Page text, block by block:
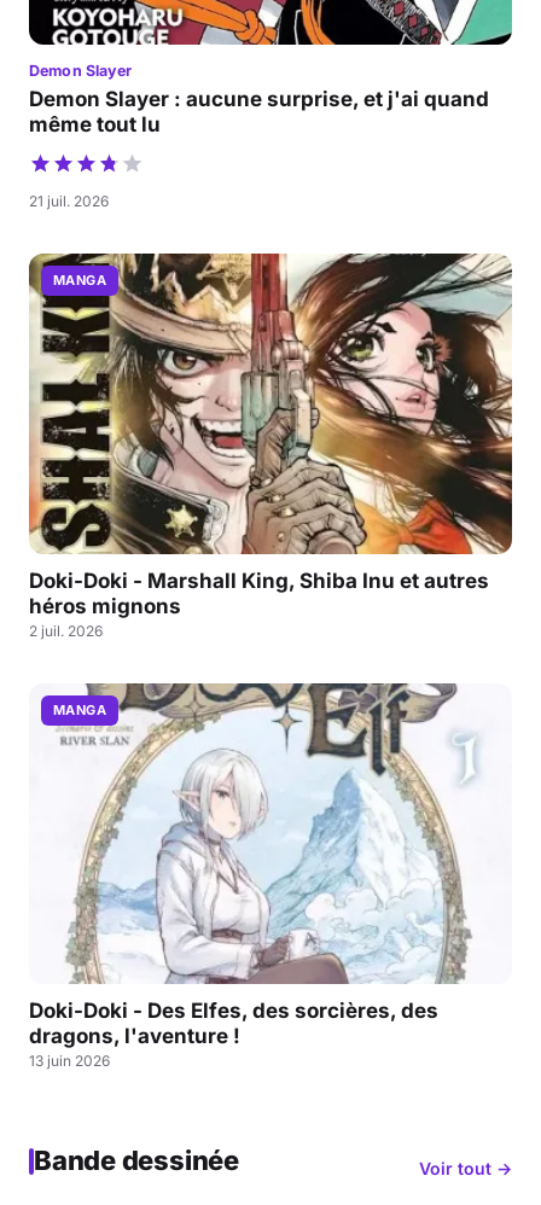
Demon Slayer
Demon Slayer : aucune surprise, et j'ai quand
même tout lu
21 juil. 2026
MANGA
Doki-Doki - Marshall King, Shiba Inu et autres
héros mignons
2 juil. 2026
MANGA
Doki-Doki - Des Elfes, des sorcières, des
dragons, l'aventure !
13 juin 2026
Bande dessinée Voir tout →